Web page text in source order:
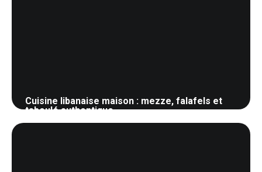
Cuisine libanaise maison : mezze, falafels et
taboulé authentique